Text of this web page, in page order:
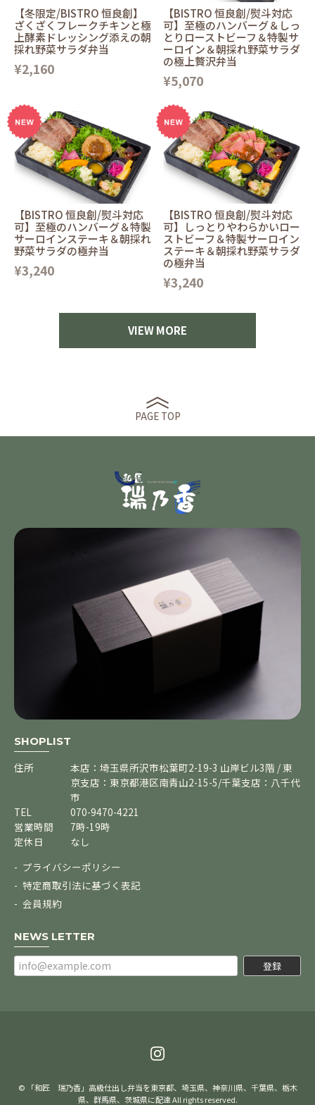
【冬限定/BISTRO 恒良創】
ざくざくフレークチキンと極
上酵素ドレッシング添えの朝
採れ野菜サラダ弁当
¥2,160
【BISTRO 恒良創/熨斗対応
可】至極のハンバーグ＆しっ
とりローストビーフ＆特製サ
ーロイン＆朝採れ野菜サラダ
の極上贅沢弁当
¥5,070
【BISTRO 恒良創/熨斗対応
可】至極のハンバーグ＆特製
サーロインステーキ＆朝採れ
野菜サラダの極弁当
¥3,240
【BISTRO 恒良創/熨斗対応
可】しっとりやわらかいロー
ストビーフ＆特製サーロイン
ステーキ＆朝採れ野菜サラダ
の極弁当
¥3,240
VIEW MORE
PAGE TOP
SHOPLIST
住所
本店：埼玉県所沢市松葉町2-19-3 山岸ビル3階 / 東
京支店：東京都港区南青山2-15-5/千葉支店：八千代
市
TEL
070-9470-4221
営業時間
7時-19時
定休日
なし
プライバシーポリシー
特定商取引法に基づく表記
会員規約
NEWS LETTER
登録
© 「和匠 瑞乃香」高級仕出し弁当を東京都、埼玉県、神奈川県、千葉県、栃木
県、群馬県、茨城県に配達 All rights reserved.